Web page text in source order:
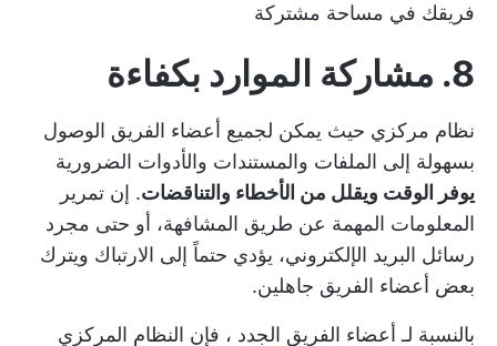
فريقك في مساحة مشتركة
8. مشاركة الموارد بكفاءة
نظام مركزي حيث يمكن لجميع أعضاء الفريق الوصول
بسهولة إلى الملفات والمستندات والأدوات الضرورية
يوفر الوقت ويقلل من الأخطاء والتناقضات. إن تمرير
المعلومات المهمة عن طريق المشافهة، أو حتى مجرد
رسائل البريد الإلكتروني، يؤدي حتماً إلى الارتباك ويترك
بعض أعضاء الفريق جاهلين.
بالنسبة لـ أعضاء الفريق الجدد ، فإن النظام المركزي